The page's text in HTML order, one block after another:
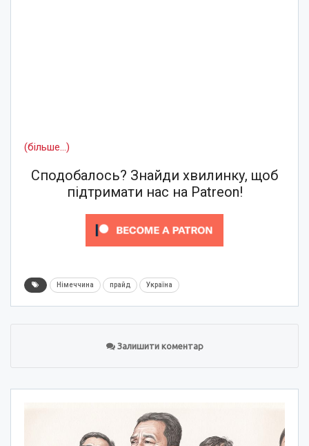
(більше…)
Сподобалось? Знайди хвилинку, щоб
підтримати нас на Patreon!
Німеччина прайд Україна
Залишити коментар